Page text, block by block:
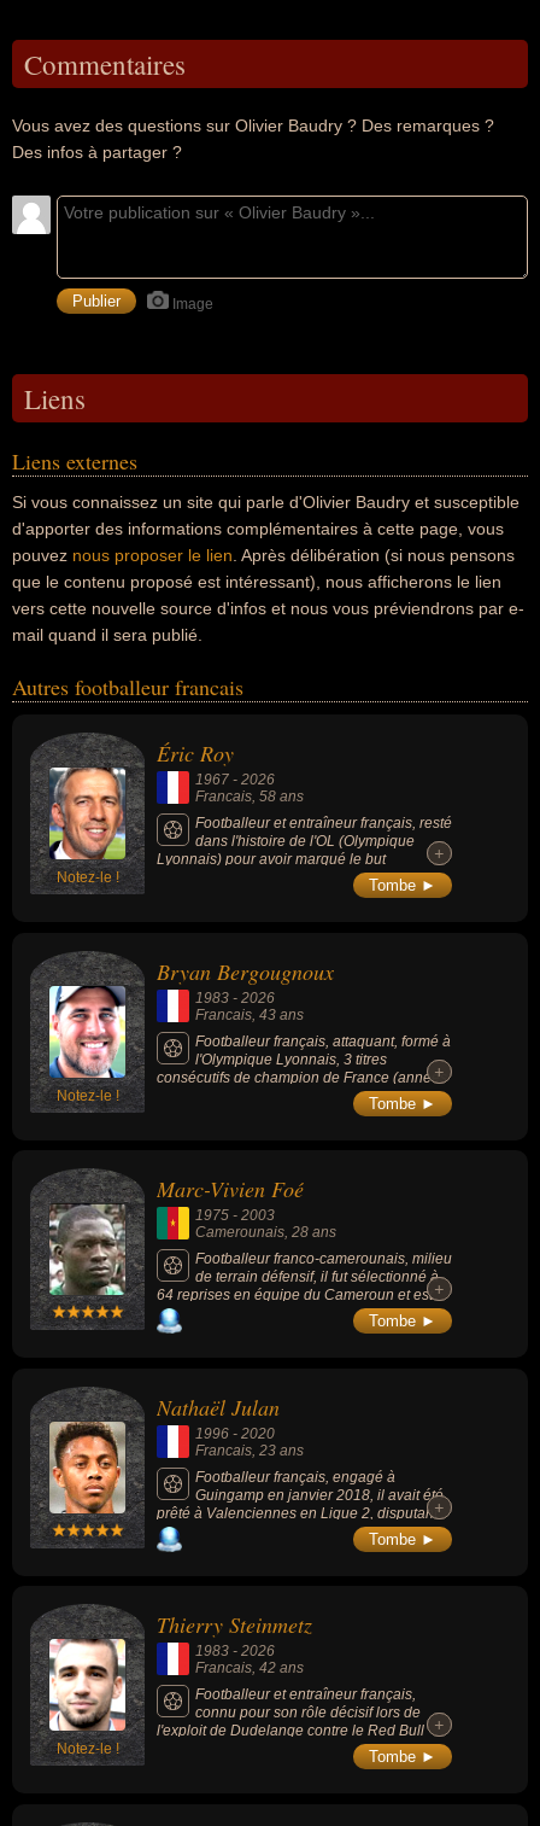
Commentaires
Vous avez des questions sur Olivier Baudry ? Des remarques ?
Des infos à partager ?
Image
Liens
Liens externes
Si vous connaissez un site qui parle d'Olivier Baudry et susceptible
d'apporter des informations complémentaires à cette page, vous
pouvez nous proposer le lien . Après délibération (si nous pensons
que le contenu proposé est intéressant), nous afficherons le lien
vers cette nouvelle source d'infos et nous vous préviendrons par e-
mail quand il sera publié.
Autres footballeur francais
Notez-le !
Éric Roy
1967 - 2026
Francais, 58 ans
Footballeur et entraîneur français, resté
dans l'histoire de l'OL (Olympique
Lyonnais) pour avoir marqué le but
vainqueur en prolongation lors de la finale
de la Coupe de la Ligue 1996, offrant au club
de l'UEFA en 1999, a qualifié le Stade
brestois 29 pour la Ligue des champions en
2024 (une première historique pour le club)
et remporte le trophée UNFP de meilleur
entraîneur de Ligue 1 pour l'année 2024.
+
+
Tombe ►
Notez-le !
Bryan Bergougnoux
1983 - 2026
Francais , 43 ans
Footballeur français, attaquant, formé à
l'Olympique Lyonnais, 3 titres
consécutifs de champion de France (années
2000), a marqué l'histoire du Toulouse FC
(130 matchs et a contribué à la qualification
+
+
Tombe ►
Marc-Vivien Foé
1975 - 2003
Camerounais, 28 ans
Footballeur franco-camerounais, milieu
de terrain défensif, il fut sélectionné à
64 reprises en équipe du Cameroun et est
mort à l'âge de 28 ans d'un accident
cardiaque au cours d'un match de son
+
+
Tombe ►
Nathaël Julan
1996 - 2020
Francais , 23 ans
Footballeur français, engagé à
Guingamp en janvier 2018, il avait été
prêté à Valenciennes en Ligue 2, disputant
13 matches sous les couleurs du club
hennuyer, il avait inscrit 2 buts, dont 1 décisif
+
+
Tombe ►
Notez-le !
Thierry Steinmetz
1983 - 2026
Francais, 42 ans
Footballeur et entraîneur français,
connu pour son rôle décisif lors de
l'exploit de Dudelange contre le Red Bull
Salzbourg en Ligue des champions en 2012,
où il a marqué 2 buts mémorables. Après
+
+
Tombe ►